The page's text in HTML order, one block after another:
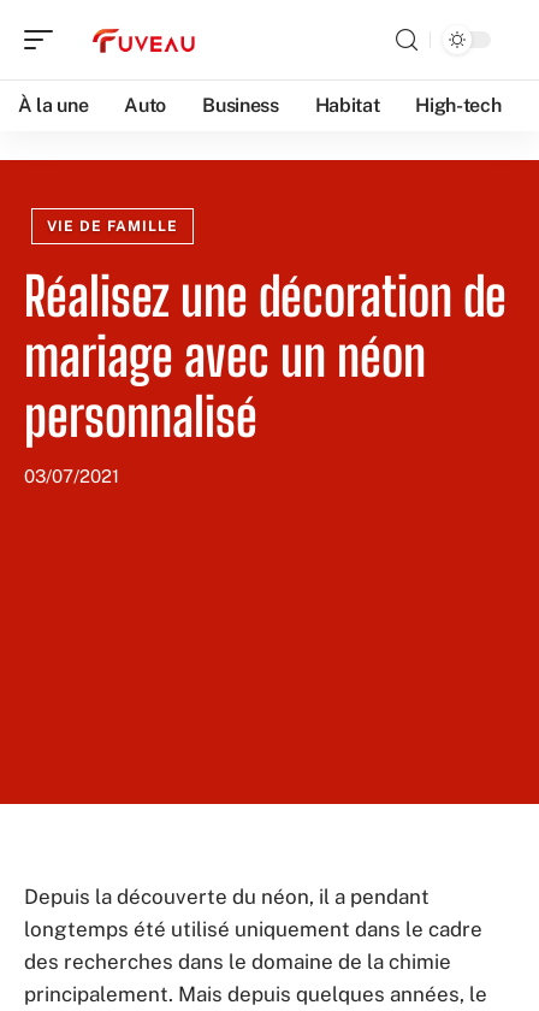
À la une Auto Business Habitat High-tech
VIE DE FAMILLE
Réalisez une décoration de
mariage avec un néon
personnalisé
03/07/2021
Depuis la découverte du néon, il a pendant
longtemps été utilisé uniquement dans le cadre
des recherches dans le domaine de la chimie
principalement. Mais depuis quelques années, le